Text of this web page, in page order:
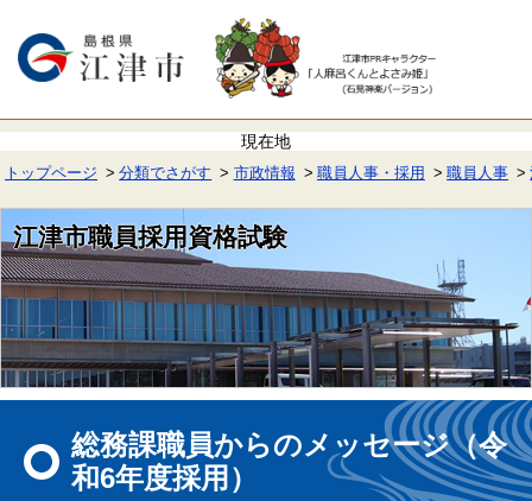
で
ば
本トップページ 分類でさがす 市政情報 職員人事・採用 職員人事
江津市職員採用資格試験
総務課職員からのメッセージ（令
和6年度採用）